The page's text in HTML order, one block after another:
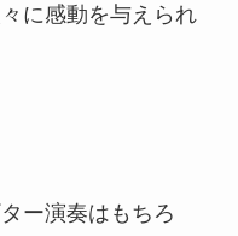
に感動を与えられ
ー演奏はもちろ